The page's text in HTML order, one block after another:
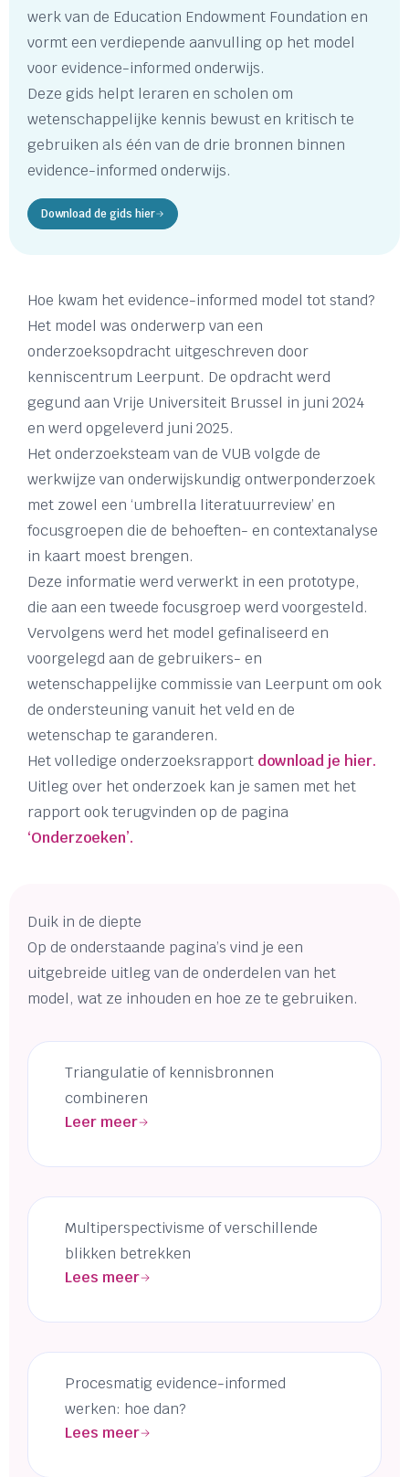
werk van de Education Endowment Foundation en
vormt een verdiepende aanvulling op het model
voor evidence-informed onderwijs.
Deze gids helpt leraren en scholen om
wetenschappelijke kennis bewust en kritisch te
gebruiken als één van de drie bronnen binnen
evidence-informed onderwijs.
Download de gids hier
Hoe kwam het evidence-informed model tot stand?
Het model was onderwerp van een
onderzoeksopdracht uitgeschreven door
kenniscentrum Leerpunt. De opdracht werd
gegund aan Vrije Universiteit Brussel in juni 2024
en werd opgeleverd juni 2025.
Het onderzoeksteam van de VUB volgde de
werkwijze van onderwijskundig ontwerponderzoek
met zowel een ‘umbrella literatuurreview’ en
focusgroepen die de behoeften- en contextanalyse
in kaart moest brengen.
Deze informatie werd verwerkt in een prototype,
die aan een tweede focusgroep werd voorgesteld.
Vervolgens werd het model gefinaliseerd en
voorgelegd aan de gebruikers- en
wetenschappelijke commissie van Leerpunt om ook
de ondersteuning vanuit het veld en de
wetenschap te garanderen.
Het volledige onderzoeksrapport download je hier.
Uitleg over het onderzoek kan je samen met het
rapport ook terugvinden op de pagina
‘Onderzoeken’.
Duik in de diepte
Op de onderstaande pagina’s vind je een
uitgebreide uitleg van de onderdelen van het
model, wat ze inhouden en hoe ze te gebruiken.
Triangulatie of kennisbronnen
combineren
Leer meer
Multiperspectivisme of verschillende
blikken betrekken
Lees meer
Procesmatig evidence-informed
werken: hoe dan?
Lees meer